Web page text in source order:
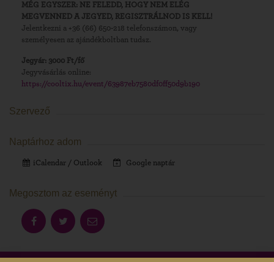
MÉG EGYSZER: NE FELEDD, HOGY NEM ELÉG
MEGVENNED A JEGYED, REGISZTRÁLNOD IS KELL!
Jelentkezni a +36 (66) 650-218 telefonszámon, vagy
személyesen az ajándékboltban tudsz.
Jegyár: 3000 Ft/fő
Jegyvásárlás online:
https://cooltix.hu/event/63987eb7580df0ff50d9b190
Szervező
Naptárhoz adom
iCalendar / Outlook Google naptár
Megosztom az eseményt